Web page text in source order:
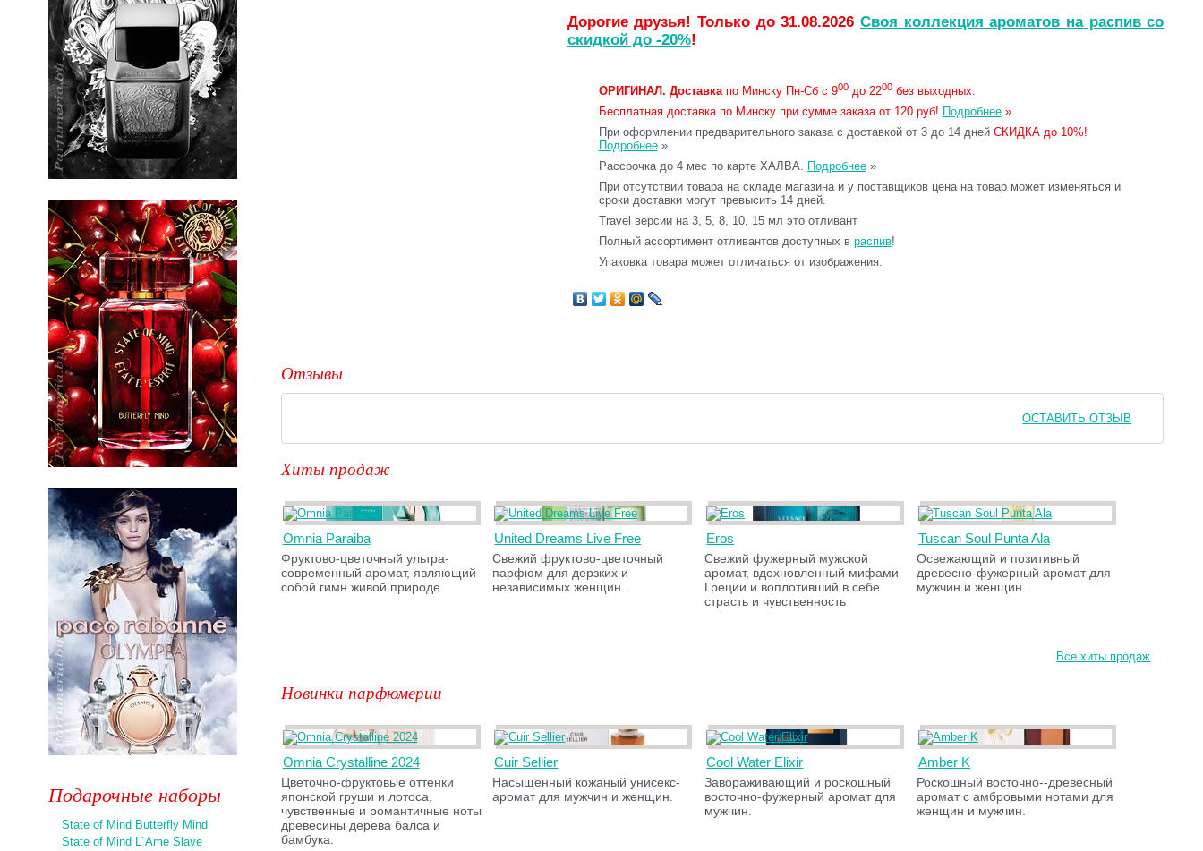
Дорогие друзья! Только до 31.08.2026 Своя коллекция ароматов на распив со
скидкой до -20%!
ОРИГИНАЛ. Доставкапо Минску Пн-Сб с 900до 2200без выходных.
Бесплатная доставка по Минску при сумме заказа от 120 руб! Подробнее»
При оформлении предварительного заказа с доставкой от 3 до 14 дней СКИДКА до 10%!
Подробнее»
Рассрочка до 4 мес по карте ХАЛВА. Подробнее»
При отсутствии товара на складе магазина и у поставщиков цена на товар может изменяться и
сроки доставки могут превысить 14 дней.
Travel версии на 3, 5, 8, 10, 15 мл это отливант
Полный ассортимент отливантов доступных в распив!
Упаковка товара может отличаться от изображения.
Отзывы
ОСТАВИТЬ ОТЗЫВ
Хиты продаж
Omnia Paraiba
Фруктово-цветочный ультра-
современный аромат, являющий
собой гимн живой природе.
United Dreams Live Free
Свежий фруктово-цветочный
парфюм для дерзких и
независимых женщин.
Eros
Cвежий фужерный мужской
аромат, вдохновленный мифами
Греции и воплотивший в себе
страсть и чувственность
Tuscan Soul Punta Ala
Освежающий и позитивный
древесно-фужерный аромат для
мужчин и женщин.
Все хиты продаж
Новинки парфюмерии
Omnia Crystalline 2024
Цветочно-фруктовые оттенки
японской груши и лотоса,
чувственные и романтичные ноты
древесины дерева балса и
бамбука.
Cuir Sellier
Насыщенный кожаный унисекс-
аромат для мужчин и женщин.
Cool Water Elixir
Завораживающий и роскошный
восточно-фужерный аромат для
мужчин.
Amber K
Роскошный восточно--древесный
аромат с амбровыми нотами для
женщин и мужчин.
Подарочные наборы
State of Mind Butterfly Mind
State of Mind L`Ame Slave